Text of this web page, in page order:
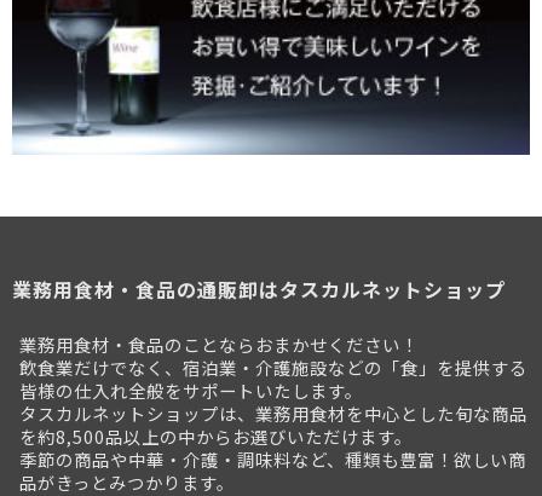
業務用食材・食品の通販卸はタスカルネットショップ
業務用食材・食品のことならおまかせください！
飲食業だけでなく、宿泊業・介護施設などの「食」を提供する
皆様の仕入れ全般をサポートいたします。
タスカルネットショップは、業務用食材を中心とした旬な商品
を約8,500品以上の中からお選びいただけます。
季節の商品や中華・介護・調味料など、種類も豊富！欲しい商
品がきっとみつかります。